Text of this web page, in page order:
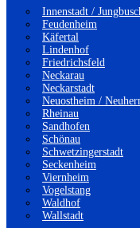
Innenstadt /
Feudenheim
Käfertal
Lindenhof
Friedrichsfeld
Neckarau
Neckarstadt
Neuostheim /
Rheinau
Sandhofen
Schönau
Schwetzingerstadt
Seckenheim
Viernheim
Vogelstang
Waldhof
Wallstadt